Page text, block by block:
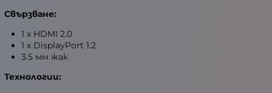
Свързване:
1 x HDMI 2.0
1 x DisplayPort 1.2
3.5 мм жак
Технологии: